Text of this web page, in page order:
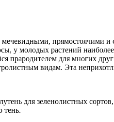
прямостоячими и
у молодых растений
для многих
видам. Эта
для зеленолистных
тень.